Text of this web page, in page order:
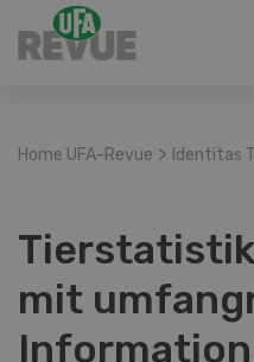
Home UFA-Revue > Identitas
mit